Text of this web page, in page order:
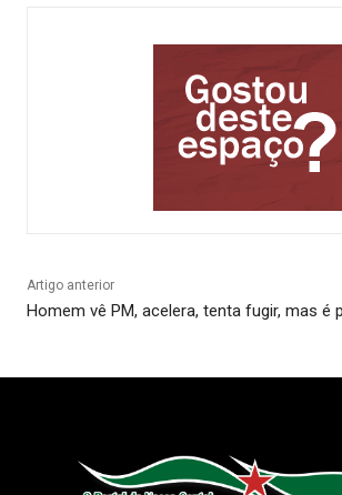
Artigo anterior
Homem vê PM, acelera, tenta fugir, mas é